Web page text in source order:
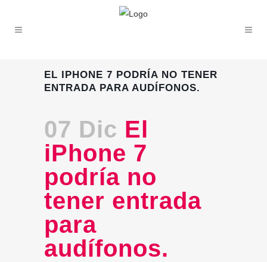
EL IPHONE 7 PODRÍA NO TENER
ENTRADA PARA AUDÍFONOS.
07 Dic El
iPhone 7
podría no
tener entrada
para
audífonos.